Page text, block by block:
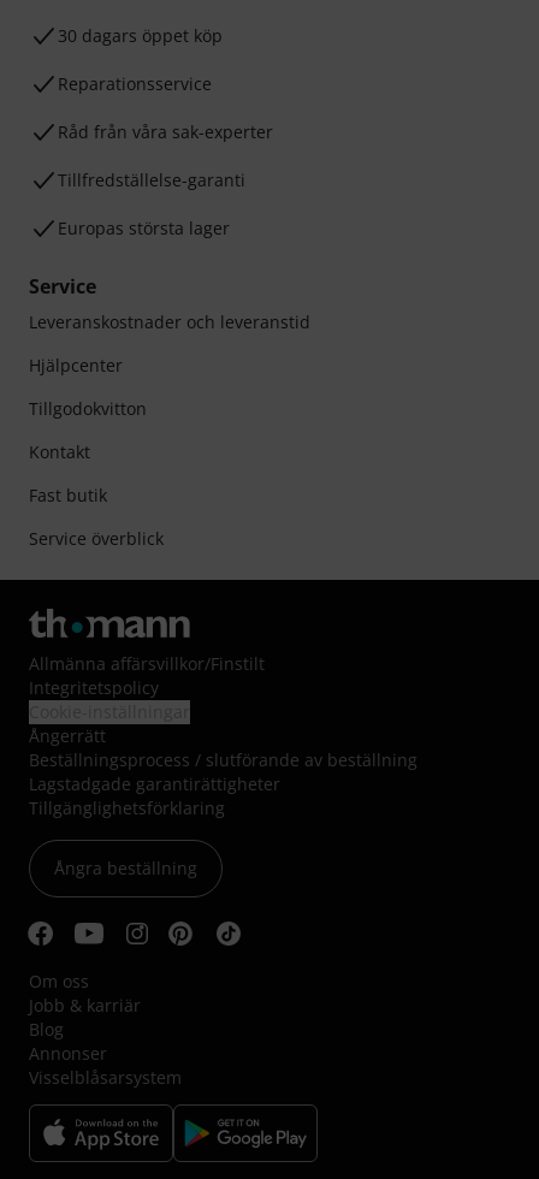
30 dagars öppet köp
Reparationsservice
Råd från våra sak-experter
Tillfredställelse-garanti
Europas största lager
Service
Leveranskostnader och leveranstid
Hjälpcenter
Tillgodokvitton
Kontakt
Fast butik
Service överblick
Allmänna affärsvillkor/Finstilt
Integritetspolicy
Ångerrätt
Beställningsprocess / slutförande av beställning
Lagstadgade garantirättigheter
Tillgänglighetsförklaring
Ångra beställning
Om oss
Jobb & karriär
Blog
Annonser
Visselblåsarsystem